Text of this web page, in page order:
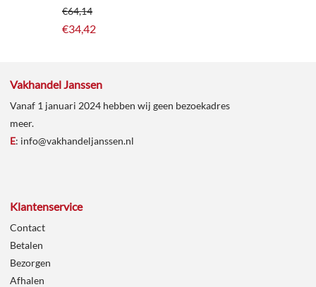
€64,14
€34,42
Vakhandel Janssen
Vanaf 1 januari 2024 hebben wij geen bezoekadres
meer.
E: info@vakhandeljanssen.nl
Klantenservice
Contact
Betalen
Bezorgen
Afhalen